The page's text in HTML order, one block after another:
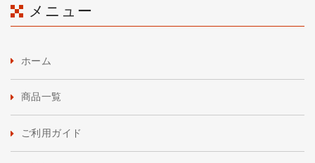
メニュー
ホーム
商品一覧
ご利用ガイド